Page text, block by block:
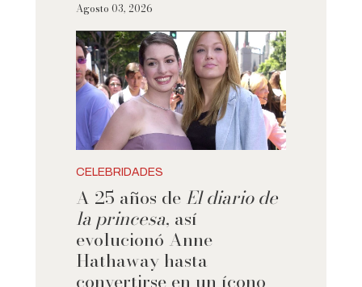
Agosto 03, 2026
CELEBRIDADES
A 25 años de El diario de
la princesa, así
evolucionó Anne
Hathaway hasta
convertirse en un ícono